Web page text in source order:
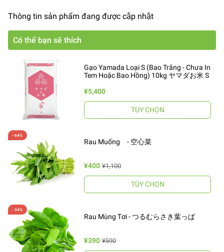
Thông tin sản phẩm đang được cập nhật
Có thể bạn sẽ thích
Gạo Yamada Loại S (Bao Trắng - Chưa In
Tem Hoặc Bao Hồng) 10kg ヤマダお米 S
¥5,400
TÙY CHỌN
Rau Muống - 空心菜
¥400 ¥1,100
TÙY CHỌN
Rau Mùng Tơi - つるむらさき葉っぱ
¥390 ¥590